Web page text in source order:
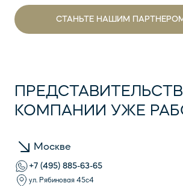
СТАНЬТЕ НАШИМ
КОМПАНИИ УЖЕ
Москве
+7 (495) 885-63-65
ул. Рябиновая 45с4